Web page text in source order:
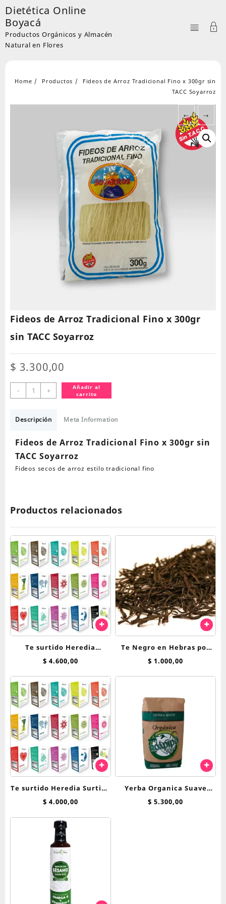
Skip
to
content
Dietética Online
Boyacá
Productos Orgánicos y Almacén
Natural en Flores
Home Productos
Fideos de Arroz Tradicional Fino x 300gr sin
TACC Soyarroz
← →
Fideos de Arroz Tradicional Fino x 300gr
sin TACC Soyarroz
$ 3.300,00
-
Fideos
de
Tradicional
x
300gr
sin
TACC
+
Añadir al
carrito
Descripción Meta Information
Fideos de Arroz Tradicional Fino x 300gr sin
TACC Soyarroz
Fideos secos de arroz estilo tradicional fino
Productos relacionados
Te surtido Heredia
Bienestar saquitos
$ 4.600,00
Te Negro en Hebras por
100 Grs
$ 1.000,00
Te surtido Heredia Surtido
Clasico saquitos
$ 4.000,00
Yerba Organica Suave
Roapipo x 500 g
$ 5.300,00